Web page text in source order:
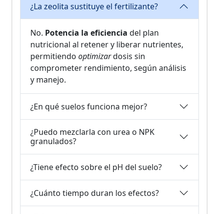
¿La zeolita sustituye el fertilizante?
No. Potencia la eficiencia del plan
nutricional al retener y liberar nutrientes,
permitiendo optimizardosis sin
comprometer rendimiento, según análisis
y manejo.
¿En qué suelos funciona mejor?
¿Puedo mezclarla con urea o NPK
granulados?
¿Tiene efecto sobre el pH del suelo?
¿Cuánto tiempo duran los efectos?